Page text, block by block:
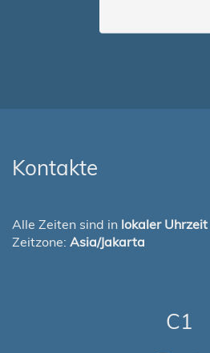
Kontakte
Alle Zeiten sind in lokaler Uhrzeit
Zeitzone: Asia/Jakarta
C1